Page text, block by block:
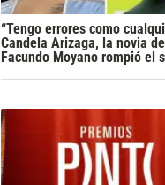
“Tengo errores como
Candela Arizaga, la novia de
Facundo Moyano rompió el